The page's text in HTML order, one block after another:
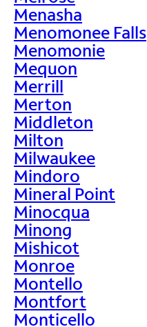
Menasha
Menomonee Falls
Menomonie
Mequon
Merrill
Merton
Middleton
Milton
Milwaukee
Mindoro
Mineral Point
Minocqua
Minong
Mishicot
Monroe
Montello
Montfort
Monticello